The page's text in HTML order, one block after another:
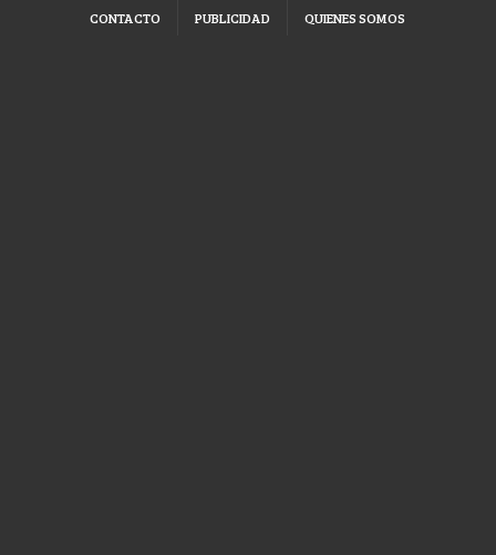
CONTACTO PUBLICIDAD QUIENES SOMOS